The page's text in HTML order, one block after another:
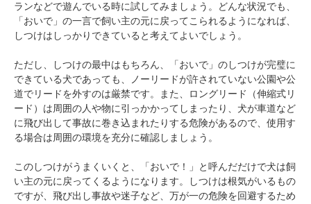
ランなどで遊んでいる時に試してみましょう。どんな状況でも、
「おいで」の一言で飼い主の元に戻ってこられるようになれば、
しつけはしっかりできていると考えてよいでしょう。
ただし、しつけの最中はもちろん、「おいで」のしつけが完璧に
できている犬であっても、ノーリードが許されていない公園や公
道でリードを外すのは厳禁です。また、ロングリード（伸縮式リ
ード）は周囲の人や物に引っかかってしまったり、犬が車道など
に飛び出して事故に巻き込まれたりする危険があるので、使用す
る場合は周囲の環境を充分に確認しましょう。
このしつけがうまくいくと、「おいで！」と呼んだだけで犬は飼
い主の元に戻ってくるようになります。しつけは根気がいるもの
ですが、飛び出し事故や迷子など、万が一の危険を回避するため